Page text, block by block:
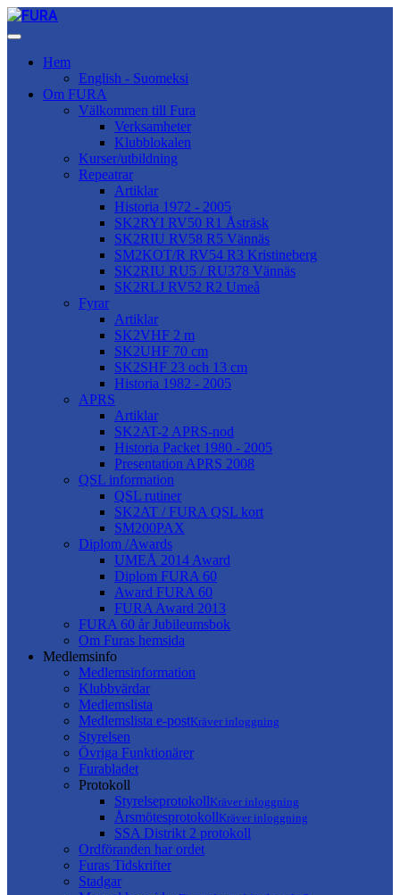
Hem
English - Suomeksi
Om FURA
Välkommen till Fura
Verksamheter
Klubblokalen
Kurser/utbildning
Repeatrar
Artiklar
Historia 1972 - 2005
SK2RYI RV50 R1 Åsträsk
SK2RIU RV58 R5 Vännäs
SM2KOT/R RV54 R3 Kristineberg
SK2RIU RU5 / RU378 Vännäs
SK2RLJ RV52 R2 Umeå
Fyrar
Artiklar
SK2VHF 2 m
SK2UHF 70 cm
SK2SHF 23 och 13 cm
Historia 1982 - 2005
APRS
Artiklar
SK2AT-2 APRS-nod
Historia Packet 1980 - 2005
Presentation APRS 2008
QSL information
QSL rutiner
SK2AT / FURA QSL kort
SM200PAX
Diplom /Awards
UMEÅ 2014 Award
Diplom FURA 60
Award FURA 60
FURA Award 2013
FURA 60 år Jubileumsbok
Om Furas hemsida
Medlemsinfo
Medlemsinformation
Klubbvärdar
Medlemslista
Medlemslista e-postKräver inloggning
Styrelsen
Övriga Funktionärer
Furabladet
Protokoll
StyrelseprotokollKräver inloggning
ÅrsmötesprotokollKräver inloggning
SSA Distrikt 2 protokoll
Ordföranden har ordet
Furas Tidskrifter
Stadgar